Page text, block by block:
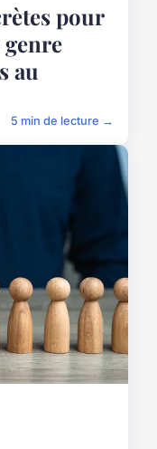
pour
au
5 min de lecture →